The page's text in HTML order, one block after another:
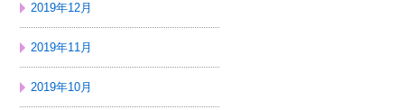
2019年12月
2019年11月
2019年10月